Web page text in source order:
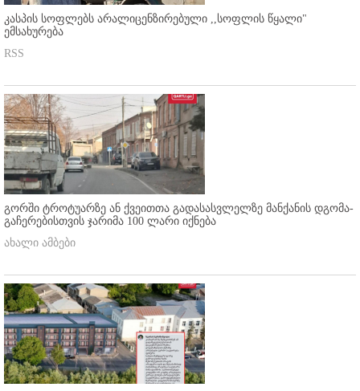
კასპის სოფლებს არალიცენზირებული ,,სოფლის წყალი"
ემსახურება
RSS
გორში ტროტუარზე ან ქვეითთა გადასასვლელზე მანქანის დგომა-
გაჩერებისთვის ჯარიმა 100 ლარი იქნება
ახალი ამბები